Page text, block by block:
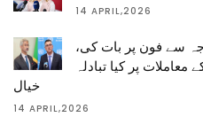
14 APRIL,2026
سے فون پر بات کی،
معاملات پر کیا تبادلہ
خیال
14 APRIL,2026